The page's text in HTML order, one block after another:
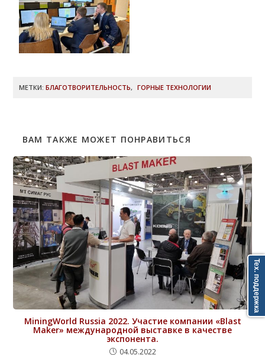
МЕТКИ:БЛАГОТВОРИТЕЛЬНОСТЬ, ГОРНЫЕ ТЕХНОЛОГИИ
ВАМ ТАКЖЕ МОЖЕТ ПОНРАВИТЬСЯ
MiningWorld Russia 2022. Участие компании «Blast
Maker» международной выставке в качестве
экспонента.
04.05.2022
Тех. поддержка